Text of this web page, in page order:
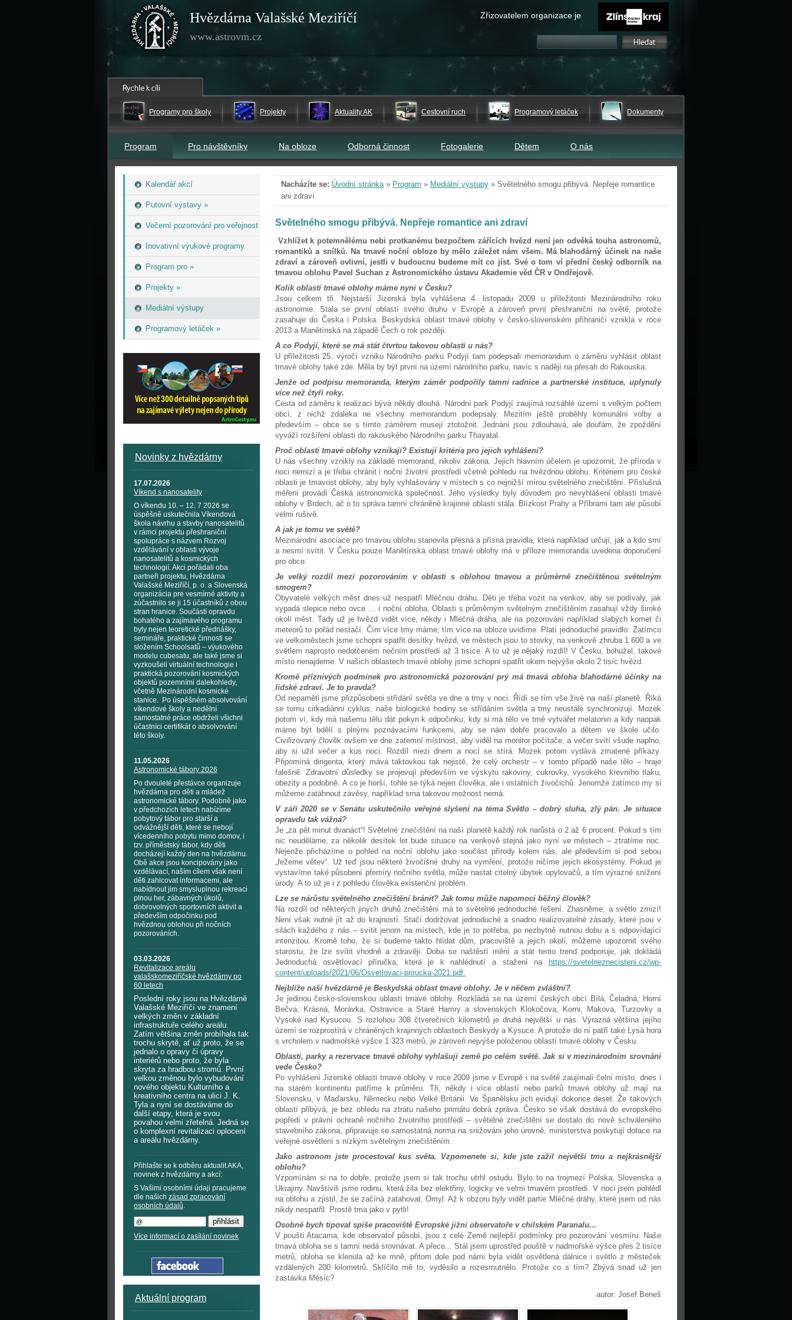
Hvězdárna Valašské Meziříčí
www.astrovm.cz
Zřizovatelem organizace je
Programy pro školy Projekty Aktuality AK Cestovní ruch Programový letáček Dokumenty
Program Pro návštěvníky Na obloze Odborná činnost Fotogalerie Dětem O nás
Kalendář akcí
Putovní výstavy »
Večerní pozorování pro veřejnost
Inovativní výukové programy
Program pro »
Projekty »
Mediální výstupy
Programový letáček »
Novinky z hvězdárny
17.07.2026
Víkend s nanosatelity
O víkendu 10. – 12. 7 2026 se
úspěšně uskutečnila Víkendová
škola návrhu a stavby nanosatelitů
v rámci projektu přeshraniční
spolupráce s názvem Rozvoj
vzdělávání v oblasti vývoje
nanosatelitů a kosmických
technologií. Akci pořádali oba
partneři projektu, Hvězdárna
Valašské Meziříčí, p. o. a Slovenská
organizácia pre vesmírné aktivity a
zúčastnilo se ji 15 účastníků z obou
stran hranice. Součástí opravdu
bohatého a zajímavého programu
byly nejen teoretické přednášky,
semináře, praktické činnosti se
složením Schoolsatů – výukového
modelu cubesatu, ale také jsme si
vyzkoušeli virtuální technologie i
praktická pozorování kosmických
objektů pozemními dalekohledy,
včetně Mezinárodní kosmické
stanice. Po úspěšném absolvování
víkendové školy a nedělní
samostatné práce obdrželi všichni
účastníci certifikát o absolvování
této školy.
11.05.2026
Astronomické tábory 2026
Po dvouleté přestávce organizuje
hvězdárna pro děti a mládež
astronomické tábory. Podobně jako
v předchozích letech nabízíme
pobytový tábor pro starší a
odvážnější děti, které se nebojí
vícedenního pobytu mimo domov, i
tzv. příměstský tábor, kdy děti
docházejí každý den na hvězdárnu.
Obě akce jsou koncipovány jako
vzdělávací, naším cílem však není
děti zahlcovat informacemi, ale
nabídnout jim smysluplnou rekreaci
plnou her, zábavných úkolů,
dobrovolných sportovních aktivit a
především odpočinku pod
hvězdnou oblohou při nočních
pozorováních.
03.03.2026
Revitalizace areálu
valašskomeziříčské hvězdárny po
60 letech
Poslední roky jsou na Hvězdárně
Valašské Meziříčí ve znamení
velkých změn v základní
infrastruktuře celého areálu.
Zatím většina změn probíhala tak
trochu skrytě, ať už proto, že se
jednalo o opravy či úpravy
interiérů nebo proto, že byla
skryta za hradbou stromů. První
velkou změnou bylo vybudování
nového objektu Kulturního a
kreativního centra na ulici J. K.
Tyla a nyní se dostáváme do
další etapy, která je svou
povahou velmi zřetelná. Jedná se
o komplexní revitalizaci oplocení
a areálu hvězdárny.
Přihlašte se k odběru aktualit AKA,
novinek z hvězdárny a akcí:
S Vašimi osobními údaji pracujeme
dle našich zásad zpracování
osobních údajů.
Více informací o zasílání novinek
Aktuální program
Nacházíte se: Úvodní stránka» Program » Mediální výstupy » Světelného smogu přibývá. Nepřeje romantice
ani zdraví
Světelného smogu přibývá. Nepřeje romantice ani zdraví
Vzhlížet k potemnělému nebi protkanému bezpočtem zářících hvězd není jen odvěká touha astronomů,
romantiků a snílků. Na tmavé noční obloze by mělo záležet nám všem. Má blahodárný účinek na naše
zdraví a zároveň ovlivní, jestli v budoucnu budeme mít co jíst. Své o tom ví přední český odborník na
tmavou oblohu Pavel Suchan z Astronomického ústavu Akademie věd ČR v Ondřejově.
Kolik oblastí tmavé oblohy máme nyní v Česku?
Jsou celkem tři. Nejstarší Jizerská byla vyhlášena 4. listopadu 2009 u příležitosti Mezinárodního roku
astronomie. Stala se první oblastí svého druhu v Evropě a zároveň první přeshraniční na světě, protože
zasahuje do Česka i Polska. Beskydská oblast tmavé oblohy v česko-slovenském příhraničí vznikla v roce
2013 a Manětínská na západě Čech o rok později.
A co Podyjí, které se má stát čtvrtou takovou oblastí u nás?
U příležitosti 25. výročí vzniku Národního parku Podyjí tam podepsali memorandum o záměru vyhlásit oblast
tmavé oblohy také zde. Měla by být první na území národního parku, navíc s nadějí na přesah do Rakouska.
Jenže od podpisu memoranda, kterým záměr podpořily tamní radnice a partnerské instituce, uplynuly
více než čtyři roky.
Cesta od záměru k realizaci bývá někdy dlouhá. Národní park Podyjí zaujímá rozsáhlé území s velkým počtem
obcí, z nichž zdaleka ne všechny memorandum podepsaly. Mezitím ještě proběhly komunální volby a
především – obce se s tímto záměrem musejí ztotožnit. Jednání jsou zdlouhavá, ale doufám, že zpoždění
vyváží rozšíření oblasti do rakouského Národního parku Thayatal.
Proč oblasti tmavé oblohy vznikají? Existují kritéria pro jejich vyhlášení?
U nás všechny vznikly na základě memorand, nikoliv zákona. Jejich hlavním účelem je upozornit, že příroda v
noci nemizí a je třeba chránit i noční životní prostředí včetně pohledu na hvězdnou oblohu. Kritériem pro české
oblasti je tmavost oblohy, aby byly vyhlašovány v místech s co nejnižší mírou světelného znečištění. Příslušná
měření provádí Česká astronomická společnost. Jeho výsledky byly důvodem pro nevyhlášení oblasti tmavé
oblohy v Brdech, ač o to správa tamní chráněné krajinné oblasti stála. Blízkost Prahy a Příbrami tam ale působí
velmi rušivě.
A jak je tomu ve světě?
Mezinárodní asociace pro tmavou oblohu stanovila přesná a přísná pravidla, která například určují, jak a kdo smí
a nesmí svítit. V Česku pouze Manětínská oblast tmavé oblohy má v příloze memoranda uvedena doporučení
pro obce.
Je velký rozdíl mezi pozorováním v oblasti s oblohou tmavou a průměrně znečištěnou světelným
smogem?
Obyvatelé velkých měst dnes už nespatří Mléčnou dráhu. Děti je třeba vozit na venkov, aby se podívaly, jak
vypadá slepice nebo ovce … i noční obloha. Oblasti s průměrným světelným znečištěním zasahují vždy široké
okolí měst. Tady už je hvězd vidět více, někdy i Mléčná dráha, ale na pozorování například slabých komet či
meteorů to pořád nestačí. Čím více tmy máme, tím více na obloze uvidíme. Platí jednoduché pravidlo: Zatímco
ve velkoměstech jsme schopni spatřit desítky hvězd, ve městech jsou to stovky, na venkově zhruba 1 600 a ve
světlem naprosto nedotčeném nočním prostředí až 3 tisíce. A to už je nějaký rozdíl! V Česku, bohužel, takové
místo nenajdeme. V našich oblastech tmavé oblohy jsme schopni spatřit okem nejvýše okolo 2 tisíc hvězd.
Kromě příznivých podmínek pro astronomická pozorování prý má tmavá obloha blahodárné účinky na
lidské zdraví. Je to pravda?
Od nepaměti jsme přizpůsobeni střídání světla ve dne a tmy v noci. Řídí se tím vše živé na naší planetě. Říká
se tomu cirkadiánní cyklus, naše biologické hodiny se střídáním světla a tmy neustále synchronizují. Mozek
potom ví, kdy má našemu tělu dát pokyn k odpočinku, kdy si má tělo ve tmě vytvářet melatonin a kdy naopak
máme být bdělí s plnými poznávacími funkcemi, aby se nám dobře pracovalo a dětem ve škole učilo.
Civilizovaný člověk ovšem ve dne zatemní místnost, aby viděl na monitor počítače, a večer svítí všude naplno,
aby si užil večer a kus noci. Rozdíl mezi dnem a nocí se stírá. Mozek potom vydává zmatené příkazy.
Připomíná dirigenta, který mává taktovkou tak nejistě, že celý orchestr – v tomto případě naše tělo – hraje
falešně. Zdravotní důsledky se projevují především ve výskytu rakoviny, cukrovky, vysokého krevního tlaku,
obezity a podobně. A co je horší, tohle se týká nejen člověka, ale i ostatních živočichů. Jenomže zatímco my si
můžeme zatáhnout závěsy, například srna takovou možnost nemá.
V září 2020 se v Senátu uskutečnilo veřejné slyšení na téma Světlo – dobrý sluha, zlý pán. Je situace
opravdu tak vážná?
Je „za pět minut dvanáct“! Světelné znečištění na naší planetě každý rok narůstá o 2 až 6 procent. Pokud s tím
nic neuděláme, za několik desítek let bude situace na venkově stejná jako nyní ve městech – ztratíme noc.
Nejenže přicházíme o pohled na noční oblohu jako součást přírody kolem nás, ale především si pod sebou
„řežeme větev“. Už teď jsou některé živočišné druhy na vymření, protože ničíme jejich ekosystémy. Pokud je
vystavíme také působení přemíry nočního světla, může nastat citelný úbytek opylovačů, a tím výrazné snížení
úrody. A to už je i z pohledu člověka existenční problém.
Lze se nárůstu světelného znečištění bránit? Jak tomu může napomoci běžný člověk?
Na rozdíl od některých jiných druhů znečištění má to světelné jednoduché řešení. Zhasněme, a světlo zmizí!
Není však nutné jít až do krajností. Stačí dodržovat jednoduché a snadno realizovatelné zásady, které jsou v
silách každého z nás – svítit jenom na místech, kde je to potřeba, po nezbytně nutnou dobu a s odpovídající
intenzitou. Kromě toho, že si budeme takto hlídat dům, pracoviště a jejich okolí, můžeme upozornit svého
starostu, že lze svítit vhodně a zdravěji. Doba se naštěstí mění a stát tento trend podporuje, jak dokládá
Jednoduchá osvětlovací příručka, která je k nahlédnutí a stažení na
https://svetelneznecisteni.cz/wp-
content/uploads/2021/06/Osvetlovaci-prirucka-2021.pdf.
Nejblíže naší hvězdárně je Beskydská oblast tmavé oblohy. Je v něčem zvláštní?
Je jedinou česko-slovenskou oblastí tmavé oblohy. Rozkládá se na území českých obcí Bílá, Čeladná, Horní
Bečva, Krásná, Morávka, Ostravice a Staré Hamry a slovenských Klokočova, Korni, Makova, Turzovky a
Vysoké nad Kysucou. S rozlohou 308 čtverečních kilometrů je druhá největší u nás. Výrazná většina jejího
území se rozprostírá v chráněných krajinných oblastech Beskydy a Kysuce. A protože do ní patří také Lysá hora
s vrcholem v nadmořské výšce 1 323 metrů, je zároveň nejvýše položenou oblastí tmavé oblohy v Česku.
Oblasti, parky a rezervace tmavé oblohy vyhlašují země po celém světě. Jak si v mezinárodním srovnání
vede Česko?
Po vyhlášení Jizerské oblasti tmavé oblohy v roce 2009 jsme v Evropě i na světě zaujímali čelní místo, dnes i
na starém kontinentu patříme k průměru. Tři, někdy i více oblastí nebo parků tmavé oblohy už mají na
Slovensku, v Maďarsku, Německu nebo Velké Británii. Ve Španělsku jich evidují dokonce deset. Že takových
oblastí přibývá, je bez ohledu na ztrátu našeho primátu dobrá zpráva. Česko se však dostává do evropského
popředí v právní ochraně nočního životního prostředí – světelné znečištění se dostalo do nově schváleného
stavebního zákona, připravuje se samostatná norma na snižování jeho úrovně, ministerstva poskytují dotace na
veřejné osvětlení s nízkým světelným znečištěním.
Jako astronom jste procestoval kus světa. Vzpomenete si, kde jste zažil největší tmu a nejkrásnější
oblohu?
Vzpomínám si na to dobře, protože jsem si tak trochu utrhl ostudu. Bylo to na trojmezí Polska, Slovenska a
Ukrajiny. Navštívili jsme rodinu, která žila bez elektřiny, logicky ve velmi tmavém prostředí. V noci jsem pohlédl
na oblohu a zjistil, že se začíná zatahovat. Omyl. Až k obzoru byly vidět partie Mléčné dráhy, které jsem od nás
nikdy nespatřil. Prostě tma jako v pytli!
Osobně bych tipoval spíše pracoviště Evropské jižní observatoře v chilském Paranalu...
V poušti Atacama, kde observatoř působí, jsou z celé Země nejlepší podmínky pro pozorování vesmíru. Naše
tmavá obloha se s tamní nedá srovnávat. A přece... Stál jsem uprostřed pouště v nadmořské výšce přes 2 tisíce
metrů, obloha se klenula až ke mně, přitom dole pod námi byla vidět osvětlená dálnice i světlo z městeček
vzdálených 200 kilometrů. Sklíčilo mě to, vyděsilo a rozesmutnělo. Protože co s tím? Zbývá snad už jen
zastávka Měsíc?
autor: Josef Beneš